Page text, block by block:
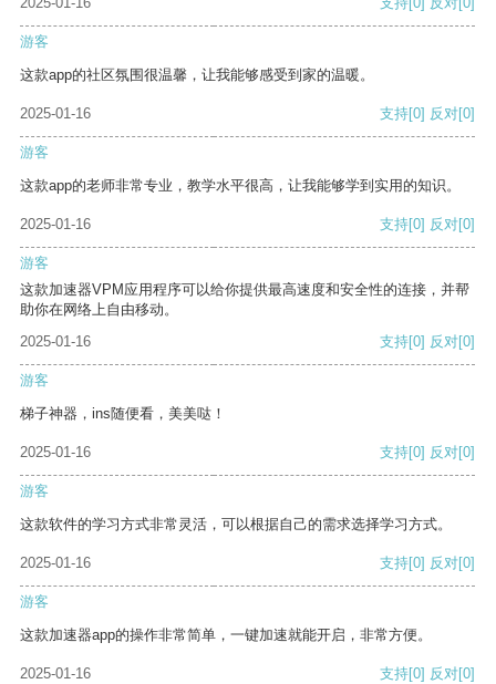
游客
这款app的社区氛围很温馨，让我能够感受到家的温暖。
2025-01-16 支持[0] 反对[0]
游客
这款app的老师非常专业，教学水平很高，让我能够学到实用的知识。
2025-01-16 支持[0] 反对[0]
游客
这款加速器VPM应用程序可以给你提供最高速度和安全性的连接，并帮
助你在网络上自由移动。
2025-01-16
支持[0] 反对[0]
游客
梯子神器，ins随便看，美美哒！
2025-01-16 支持[0] 反对[0]
游客
这款软件的学习方式非常灵活，可以根据自己的需求选择学习方式。
2025-01-16 支持[0] 反对[0]
游客
这款加速器app的操作非常简单，一键加速就能开启，非常方便。
2025-01-16 支持[0] 反对[0]